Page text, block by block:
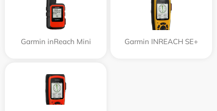
Garmin inReach Mini Garmin INREACH SE+